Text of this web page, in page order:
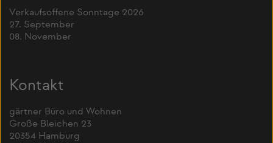
Verkaufsoffene Sonntage 2026
27. September
08. November
Kontakt
gärtner Büro und Wohnen
Große Bleichen 23
20354 Hamburg